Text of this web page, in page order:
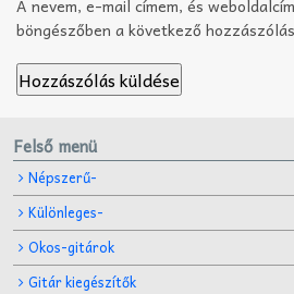
A nevem, e-mail címem, és
böngészőben a következő
Felső menü
Népszerű-
Különleges-
Okos-gitárok
Gitár kiegészítők